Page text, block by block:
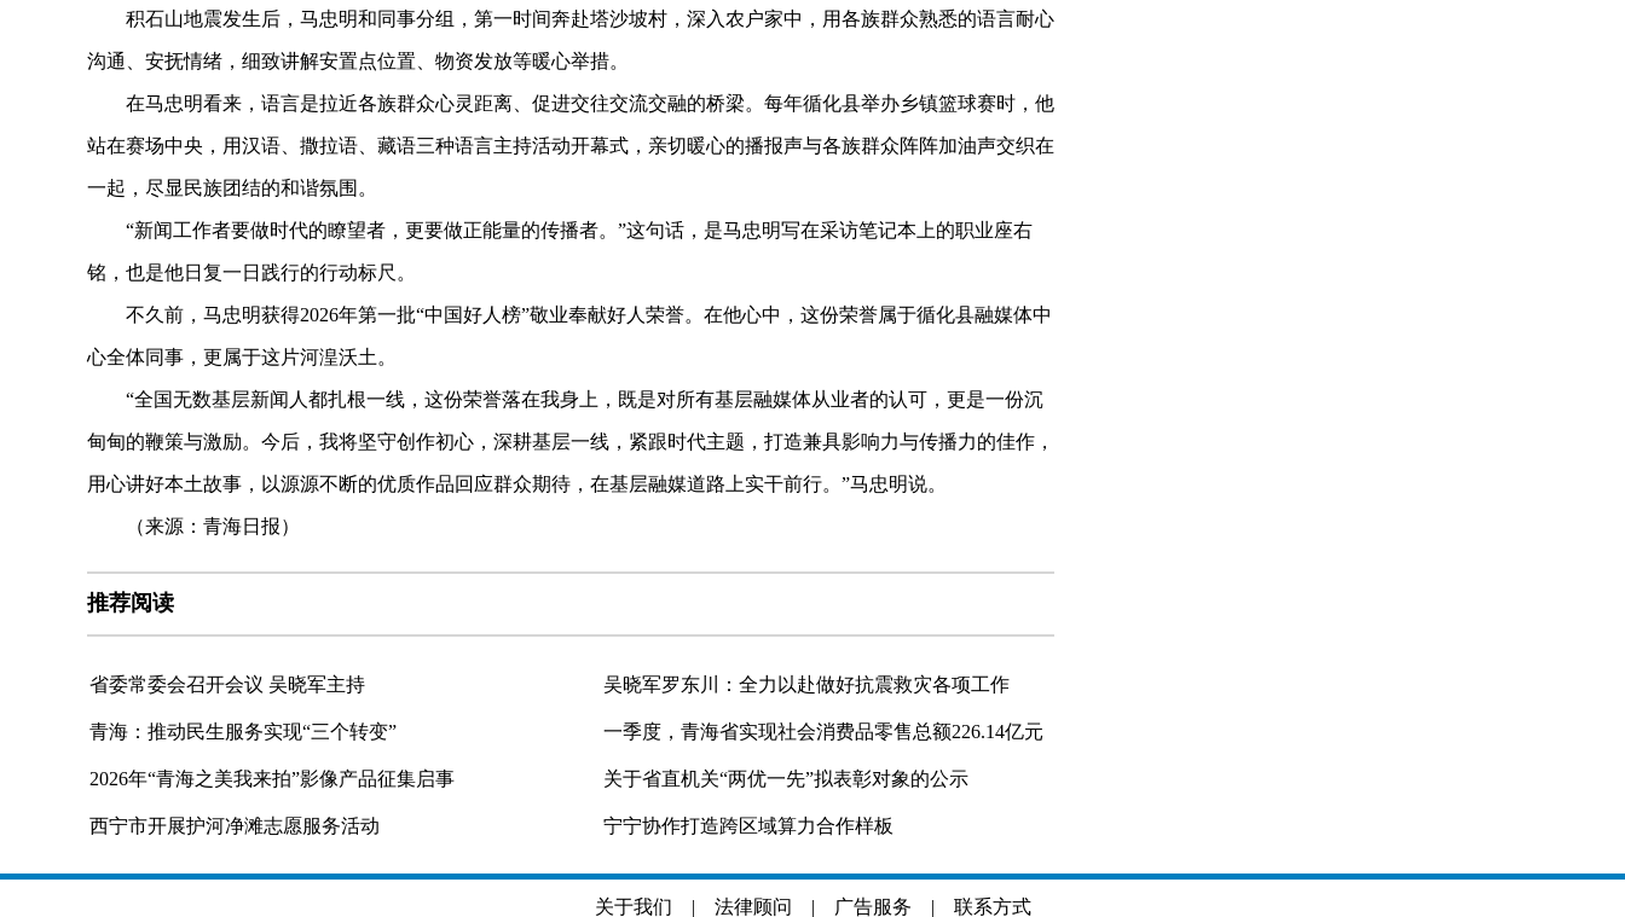
积石山地震发生后，马忠明和同事分组，第一时间奔赴塔沙坡村，深入农户家中，用各族群众熟悉的语言耐心
沟通、安抚情绪，细致讲解安置点位置、物资发放等暖心举措。
在马忠明看来，语言是拉近各族群众心灵距离、促进交往交流交融的桥梁。每年循化县举办乡镇篮球赛时，他
站在赛场中央，用汉语、撒拉语、藏语三种语言主持活动开幕式，亲切暖心的播报声与各族群众阵阵加油声交织在
一起，尽显民族团结的和谐氛围。
“新闻工作者要做时代的瞭望者，更要做正能量的传播者。”这句话，是马忠明写在采访笔记本上的职业座右
铭，也是他日复一日践行的行动标尺。
不久前，马忠明获得2026年第一批“中国好人榜”敬业奉献好人荣誉。在他心中，这份荣誉属于循化县融媒体中
心全体同事，更属于这片河湟沃土。
“全国无数基层新闻人都扎根一线，这份荣誉落在我身上，既是对所有基层融媒体从业者的认可，更是一份沉
甸甸的鞭策与激励。今后，我将坚守创作初心，深耕基层一线，紧跟时代主题，打造兼具影响力与传播力的佳作，
用心讲好本土故事，以源源不断的优质作品回应群众期待，在基层融媒道路上实干前行。”马忠明说。
（来源：青海日报）
推荐阅读
省委常委会召开会议 吴晓军主持 吴晓军罗东川：全力以赴做好抗震救灾各项工作
青海：推动民生服务实现“三个转变” 一季度，青海省实现社会消费品零售总额226.14亿元
2026年“青海之美我来拍”影像产品征集启事 关于省直机关“两优一先”拟表彰对象的公示
西宁市开展护河净滩志愿服务活动 宁宁协作打造跨区域算力合作样板
关于我们 | 法律顾问 | 广告服务 | 联系方式